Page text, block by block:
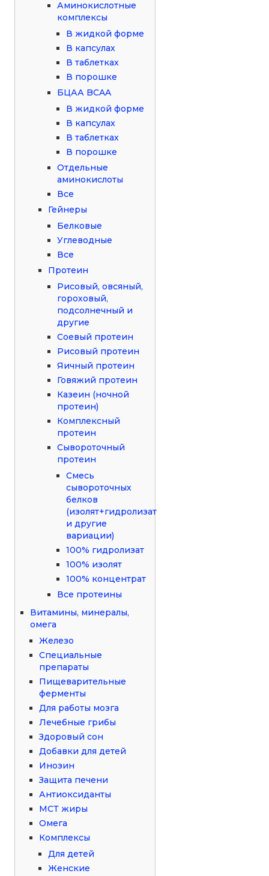
Аминокислотные
комплексы
В жидкой форме
В капсулах
В таблетках
В порошке
БЦАА BCAA
В жидкой форме
В капсулах
В таблетках
В порошке
Отдельные
аминокислоты
Все
Гейнеры
Белковые
Углеводные
Все
Протеин
Рисовый, овсяный,
гороховый,
подсолнечный и
другие
Соевый протеин
Рисовый протеин
Яичный протеин
Говяжий протеин
Казеин (ночной
протеин)
Комплексный
протеин
Сывороточный
протеин
Смесь
сывороточных
белков
(изолят+гидролизат
и другие
вариации)
100% гидролизат
100% изолят
100% концентрат
Все протеины
Витамины, минералы,
омега
Железо
Специальные
препараты
Пищеварительные
ферменты
Для работы мозга
Лечебные грибы
Здоровый сон
Добавки для детей
Инозин
Защита печени
Антиоксиданты
МСТ жиры
Омега
Комплексы
Для детей
Женские